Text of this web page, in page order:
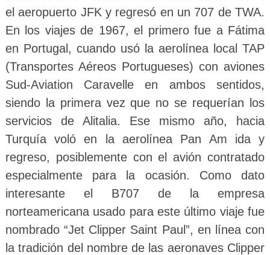
el aeropuerto JFK y regresó en un 707 de TWA.
En los viajes de 1967, el primero fue a Fátima
en Portugal, cuando usó la aerolínea local TAP
(Transportes Aéreos Portugueses) con aviones
Sud-Aviation Caravelle en ambos sentidos,
siendo la primera vez que no se requerían los
servicios de Alitalia. Ese mismo año, hacia
Turquía voló en la aerolínea Pan Am ida y
regreso, posiblemente con el avión contratado
especialmente para la ocasión. Como dato
interesante el B707 de la empresa
norteamericana usado para este último viaje fue
nombrado “Jet Clipper Saint Paul”, en línea con
la tradición del nombre de las aeronaves Clipper